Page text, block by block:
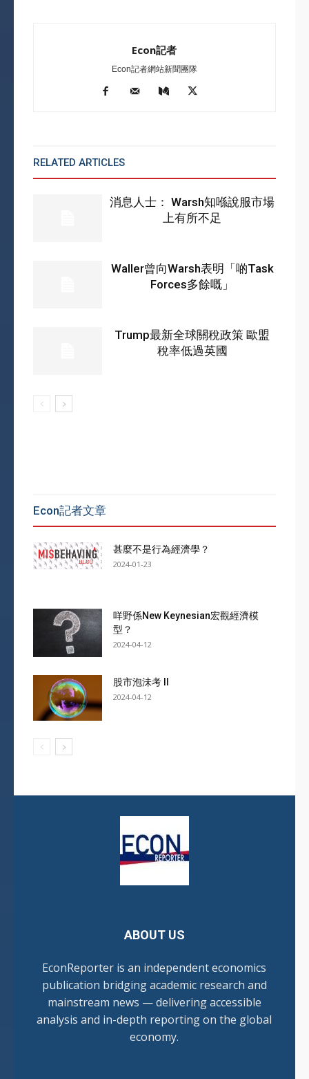
Econ記者
Econ記者網站新聞團隊
RELATED ARTICLES
消息人士： Warsh知喺說服市場
上有所不足
Waller曾向Warsh表明「啲Task
Forces多餘嘅」
Trump最新全球關稅政策 歐盟
稅率低過英國
Econ記者文章
甚麼不是行為經濟學？
2024-01-23
咩野係New Keynesian宏觀經濟模
型？
2024-04-12
股市泡沬考 II
2024-04-12
ABOUT US
EconReporter is an independent economics
publication bridging academic research and
mainstream news — delivering accessible
analysis and in-depth reporting on the global
economy.